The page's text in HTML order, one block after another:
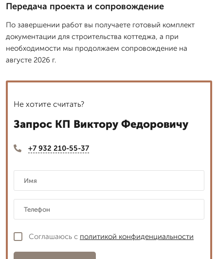
Передача проекта и сопровождение
По завершении работ вы получаете готовый комплект
документации для строительства коттеджа, а при
необходимости мы продолжаем сопровождение на
августе 2026 г.
Не хотите считать?
Запрос КП Виктору Федоровичу
+7 932 210-55-37
Соглашаюсь с политикой конфиденциальности